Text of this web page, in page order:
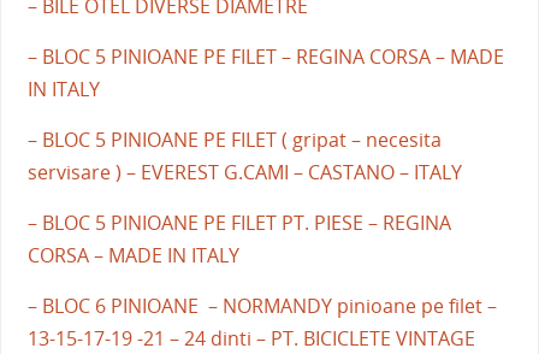
– BILE OTEL DIVERSE DIAMETRE
– BLOC 5 PINIOANE PE FILET – REGINA CORSA – MADE
IN ITALY
– BLOC 5 PINIOANE PE FILET ( gripat – necesita
servisare ) – EVEREST G.CAMI – CASTANO – ITALY
– BLOC 5 PINIOANE PE FILET PT. PIESE – REGINA
CORSA – MADE IN ITALY
– BLOC 6 PINIOANE – NORMANDY pinioane pe filet –
13-15-17-19 -21 – 24 dinti – PT. BICICLETE VINTAGE